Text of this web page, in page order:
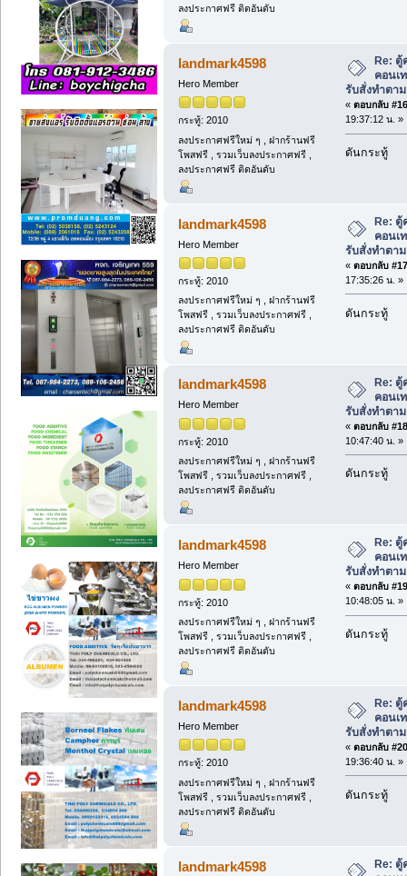
ลงประกาศฟรี ติดอันดับ
landmark4598
Hero Member
กระทู้: 2010
ลงประกาศฟรีใหม่ ๆ , ฝากร้านฟรี
โพสฟรี , รวมเว็บลงประกาศฟรี ,
ลงประกาศฟรี ติดอันดับ
Re: ตู้
คอนเ
รับสั่งทำตา
« ตอบกลับ
19:37:12 น. »
ดันกระทู้
landmark4598
Hero Member
กระทู้: 2010
ลงประกาศฟรีใหม่ ๆ , ฝากร้านฟรี
โพสฟรี , รวมเว็บลงประกาศฟรี ,
ลงประกาศฟรี ติดอันดับ
Re: ตู้
คอนเ
รับสั่งทำตา
« ตอบกลับ
17:35:26 น. »
ดันกระทู้
landmark4598
Hero Member
กระทู้: 2010
ลงประกาศฟรีใหม่ ๆ , ฝากร้านฟรี
โพสฟรี , รวมเว็บลงประกาศฟรี ,
ลงประกาศฟรี ติดอันดับ
Re: ตู้
คอนเ
รับสั่งทำตา
« ตอบกลับ
10:47:40 น. »
ดันกระทู้
landmark4598
Hero Member
กระทู้: 2010
ลงประกาศฟรีใหม่ ๆ , ฝากร้านฟรี
โพสฟรี , รวมเว็บลงประกาศฟรี ,
ลงประกาศฟรี ติดอันดับ
Re: ตู้
คอนเ
รับสั่งทำตา
« ตอบกลับ
10:48:05 น. »
ดันกระทู้
landmark4598
Hero Member
กระทู้: 2010
ลงประกาศฟรีใหม่ ๆ , ฝากร้านฟรี
โพสฟรี , รวมเว็บลงประกาศฟรี ,
ลงประกาศฟรี ติดอันดับ
Re: ตู้
คอนเ
รับสั่งทำตา
« ตอบกลับ
19:36:40 น. »
ดันกระทู้
landmark4598
Re: ตู้